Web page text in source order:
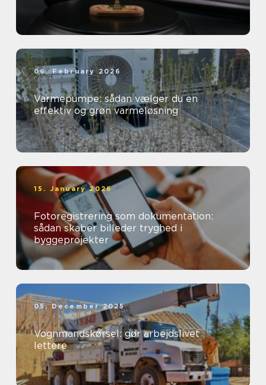
06. February 2026
Varmepumpe: sådan vælger du en
effektiv og grøn varmeløsning
15. January 2026
Fotoregistrering som dokumentation:
sådan skaber billeder tryghed i
byggeprojekter
05. December 2025
Vognmandskørsel: gør arbejdslivet
lettere